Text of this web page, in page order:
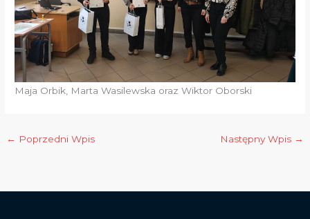
Maja Orbik, Marta Wasilewska oraz Wiktor Oborski
← Poprzedni Wpis Następny Wpis →